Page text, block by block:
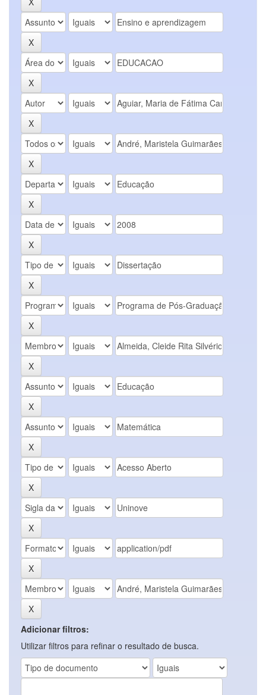
Adicionar filtros:
Utilizar filtros para refinar o resultado de busca.